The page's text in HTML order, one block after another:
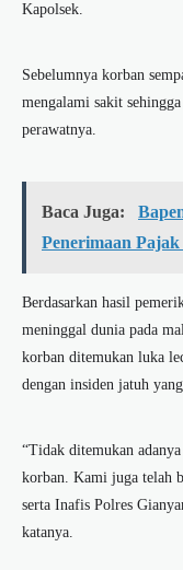
Kapolsek.
Sebelumnya korban
mengalami sakit
perawatnya.
Baca Juga:
Penerimaan
Berdasarkan hasil
meninggal dunia pada
korban ditemukan luka
dengan insiden jatuh
“Tidak ditemukan
korban. Kami juga telah
serta Inafis Polres
katanya.